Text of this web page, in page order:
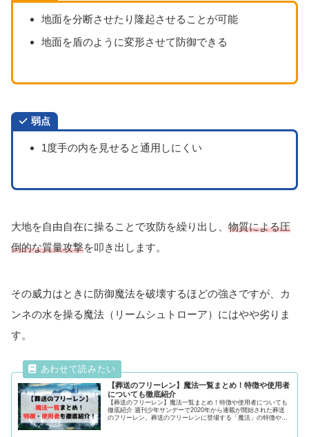
地面を分断させたり隆起させることが可能
地面を盾のように変形させて防御できる
弱点
1度手の内を見せると通用しにくい
大地を自由自在に操ることで攻防を繰り出し、 物質による圧
倒的な質量攻撃を叩き出します。
その威力はときに防御魔法を破壊するほどの強さですが、カ
ンネの水を操る魔法（リームシュトローア）にはやや劣りま
す。
【葬送のフリーレン】魔法一覧まとめ！特徴や使用者
についても徹底紹介
【葬送のフリーレン】魔法一覧まとめ！特徴や使用者についても
徹底紹介 週刊少年サンデーで2020年から連載が開始された葬送
のフリーレン。葬送のフリーレンに登場する「魔法」の特徴や歴